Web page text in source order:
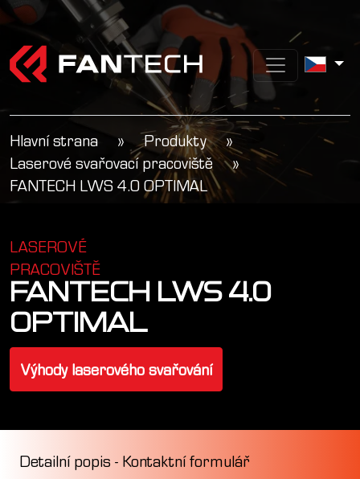
Hlavní strana » Produkty
»
Laserové svařovací pracoviště
»
FANTECH LWS 4.0 OPTIMAL
LASEROVÉ
PRACOVIŠTĚ
FANTECH LWS 4.0
OPTIMAL
Výhody laserového svařování
Detailní popis - Kontaktní formulář